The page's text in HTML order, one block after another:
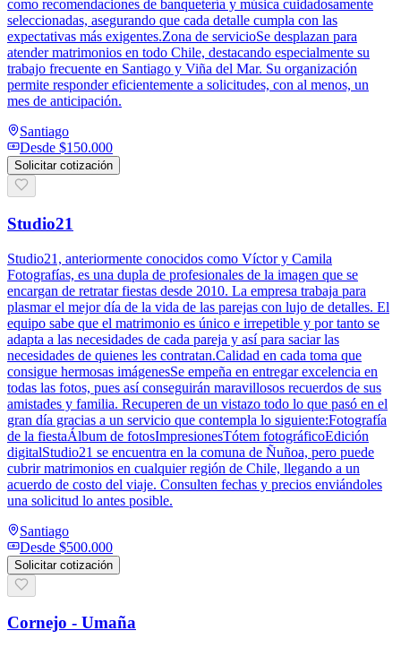
como recomendaciones de banquetería y música cuidadosamente
seleccionadas, asegurando que cada detalle cumpla con las
expectativas más exigentes.Zona de servicioSe desplazan para
atender matrimonios en todo Chile, destacando especialmente su
trabajo frecuente en Santiago y Viña del Mar. Su organización
permite responder eficientemente a solicitudes, con al menos, un
mes de anticipación.
Santiago
Desde $150.000
Solicitar cotización
Studio21
Studio21, anteriormente conocidos como Víctor y Camila
Fotografías, es una dupla de profesionales de la imagen que se
encargan de retratar fiestas desde 2010. La empresa trabaja para
plasmar el mejor día de la vida de las parejas con lujo de detalles. El
equipo sabe que el matrimonio es único e irrepetible y por tanto se
adapta a las necesidades de cada pareja y así para saciar las
necesidades de quienes les contratan.Calidad en cada toma que
consigue hermosas imágenesSe empeña en entregar excelencia en
todas las fotos, pues así conseguirán maravillosos recuerdos de sus
amistades y familia. Recuperen de un vistazo todo lo que pasó en el
gran día gracias a un servicio que contempla lo siguiente:Fotografía
de la fiestaÁlbum de fotosImpresionesTótem fotográficoEdición
digitalStudio21 se encuentra en la comuna de Ñuñoa, pero puede
cubrir matrimonios en cualquier región de Chile, llegando a un
acuerdo de costo del viaje. Consulten fechas y precios enviándoles
una solicitud lo antes posible.
Santiago
Desde $500.000
Solicitar cotización
Cornejo - Umaña